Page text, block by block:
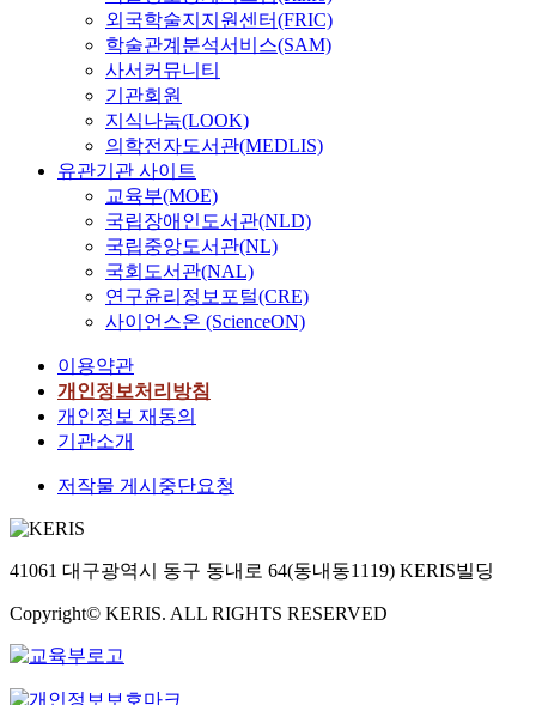
외국학술지지원센터(FRIC)
학술관계분석서비스(SAM)
사서커뮤니티
기관회원
지식나눔(LOOK)
의학전자도서관(MEDLIS)
유관기관 사이트
교육부(MOE)
국립장애인도서관(NLD)
국립중앙도서관(NL)
국회도서관(NAL)
연구윤리정보포털(CRE)
사이언스온 (ScienceON)
이용약관
개인정보처리방침
개인정보 재동의
기관소개
저작물 게시중단요청
41061 대구광역시 동구 동내로 64(동내동1119) KERIS빌딩
Copyright© KERIS. ALL RIGHTS RESERVED